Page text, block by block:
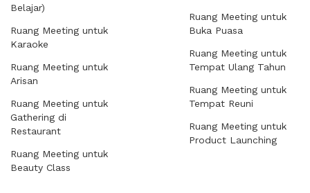
Belajar)
Ruang Meeting untuk
Karaoke
Ruang Meeting untuk
Arisan
Ruang Meeting untuk
Gathering di
Restaurant
Ruang Meeting untuk
Beauty Class
Ruang Meeting untuk
Buka Puasa
Ruang Meeting untuk
Tempat Ulang Tahun
Ruang Meeting untuk
Tempat Reuni
Ruang Meeting untuk
Product Launching